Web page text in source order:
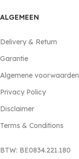
ALGEMEEN
Delivery & Return
Garantie
Algemene voorwaarden
Privacy Policy
Disclaimer
Terms & Conditions
BTW: BE0834.221.180